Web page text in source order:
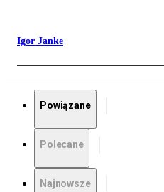
Igor Janke
Powiązane
Polecane
Najnowsze